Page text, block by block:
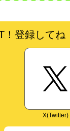
！登録してね
X(Twitter)